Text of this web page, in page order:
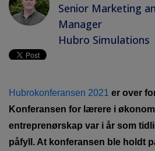
Senior Marketing
Manager
Hubro Simulations
Hubrokonferansen 2021 er over
Konferansen for lærere i
entreprenørskap var i år som
påfyll. At konferansen ble holdt